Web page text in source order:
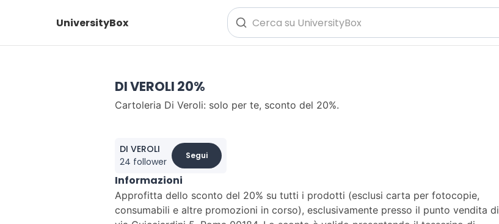
UniversityBox
DI VEROLI 20%
Cartoleria Di Veroli: solo per te, sconto del 20%.
DI VEROLI
24 follower
Segui
Informazioni
Approfitta dello sconto del 20% su tutti i prodotti (esclusi carta per fotocopie,
consumabili e altre promozioni in corso), esclusivamente presso il punto vendita di